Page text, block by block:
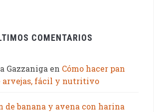
COMENTARIOS
Gazzaniga en Cómo hacer pan
arvejas, fácil y nutritivo
de banana y avena con harina